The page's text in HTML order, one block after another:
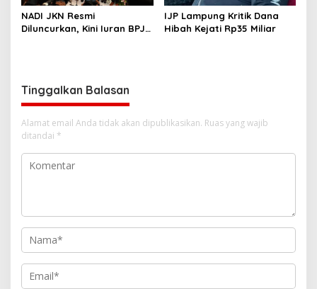
NADI JKN Resmi
Diluncurkan, Kini Iuran BPJS
IJP Lampung Kritik Dana
Hibah Kejati Rp35 Miliar
Tinggalkan Balasan
Alamat email Anda tidak akan dipublikasikan. Ruas yang wajib
ditandai *